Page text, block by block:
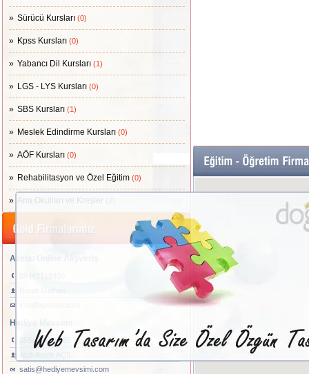
Sürücü Kursları (0)
Kpss Kursları (0)
Yabancı Dil Kursları (1)
LGS - LYS Kursları (0)
SBS Kursları (1)
Meslek Edindirme Kursları (0)
AÖF Kursları (0)
Rehabilitasyon ve Özel Eğitim (0)
Ana Okulları ve Kreşler
Azebu Online Alışveriş
Hediye Mevsimi
0538 290 98 85
satis@hediyemevsimi.com